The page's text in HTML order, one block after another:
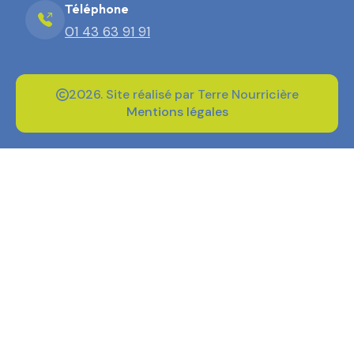
Téléphone
01 43 63 91 91
2026. Site réalisé par Terre Nourricière
Mentions légales